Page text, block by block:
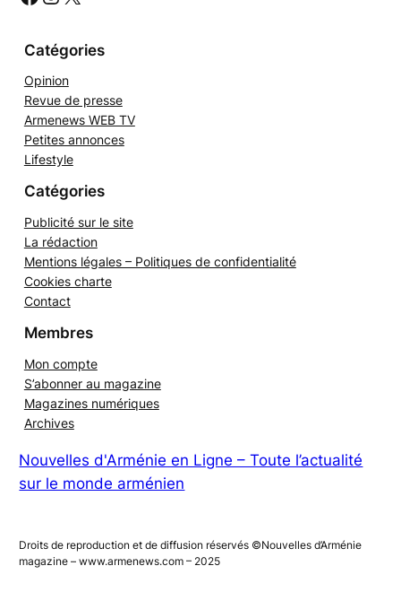
e
Catégories
Opinion
Revue de presse
Armenews WEB TV
Petites annonces
Lifestyle
Catégories
Publicité sur le site
La rédaction
Mentions légales – Politiques de confidentialité
Cookies charte
Contact
Membres
Mon compte
S’abonner au magazine
Magazines numériques
Archives
Nouvelles d'Arménie en Ligne – Toute l’actualité
sur le monde arménien
Droits de reproduction et de diffusion réservés ©Nouvelles d’Arménie
magazine – www.armenews.com – 2025